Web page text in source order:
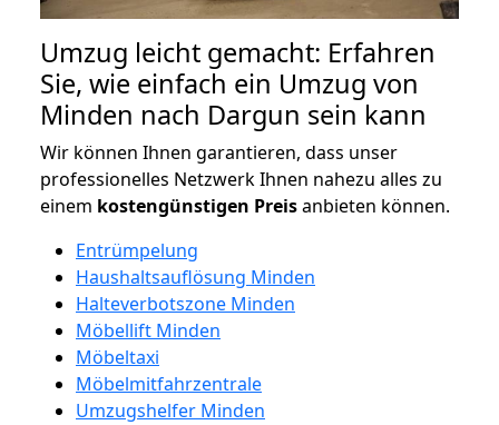
Umzug leicht gemacht: Erfahren
Sie, wie einfach ein Umzug von
Minden nach Dargun sein kann
Wir können Ihnen garantieren, dass unser
professionelles Netzwerk Ihnen nahezu alles zu
einem kostengünstigen Preisanbieten können.
Entrümpelung
Haushaltsauflösung Minden
Halteverbotszone Minden
Möbellift Minden
Möbeltaxi
Möbelmitfahrzentrale
Umzugshelfer Minden